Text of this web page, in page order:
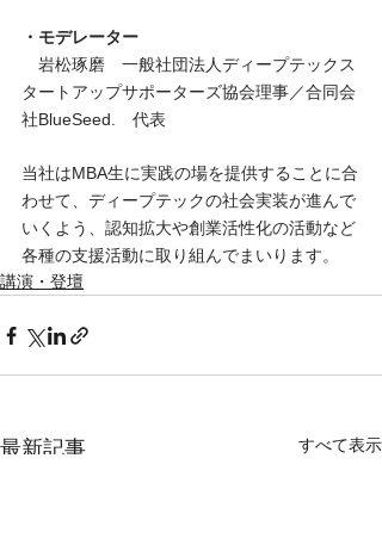
・モデレーター
岩松琢磨　一般社団法人ディープテックス
タートアップサポーターズ協会理事／合同会
社BlueSeed.　代表
当社はMBA生に実践の場を提供することに合
わせて、ディープテックの社会実装が進んで
いくよう、認知拡大や創業活性化の活動など
各種の支援活動に取り組んでまいります。
講演・登壇
最新記事 すべて表示